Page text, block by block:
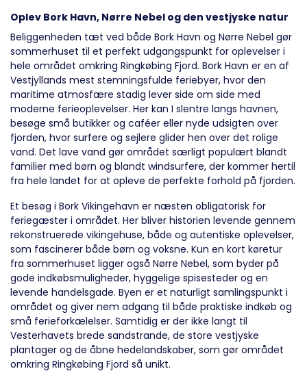
Oplev Bork Havn, Nørre Nebel og den vestjyske natur
Beliggenheden tæt ved både Bork Havn og Nørre Nebel gør
sommerhuset til et perfekt udgangspunkt for oplevelser i
hele området omkring Ringkøbing Fjord. Bork Havn er en af
Vestjyllands mest stemningsfulde feriebyer, hvor den
maritime atmosfære stadig lever side om side med
moderne ferieoplevelser. Her kan I slentre langs havnen,
besøge små butikker og caféer eller nyde udsigten over
fjorden, hvor surfere og sejlere glider hen over det rolige
vand. Det lave vand gør området særligt populært blandt
familier med børn og blandt windsurfere, der kommer hertil
fra hele landet for at opleve de perfekte forhold på fjorden.
Et besøg i Bork Vikingehavn er næsten obligatorisk for
feriegæster i området. Her bliver historien levende gennem
rekonstruerede vikingehuse, både og autentiske oplevelser,
som fascinerer både børn og voksne. Kun en kort køretur
fra sommerhuset ligger også Nørre Nebel, som byder på
gode indkøbsmuligheder, hyggelige spisesteder og en
levende handelsgade. Byen er et naturligt samlingspunkt i
området og giver nem adgang til både praktiske indkøb og
små ferieforkælelser. Samtidig er der ikke langt til
Vesterhavets brede sandstrande, de store vestjyske
plantager og de åbne hedelandskaber, som gør området
omkring Ringkøbing Fjord så unikt.